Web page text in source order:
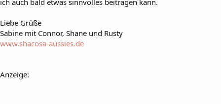
Liebe Grüße
Sabine mit Connor, Shane und Rusty
www.shacosa-aussies.de
Anzeige: